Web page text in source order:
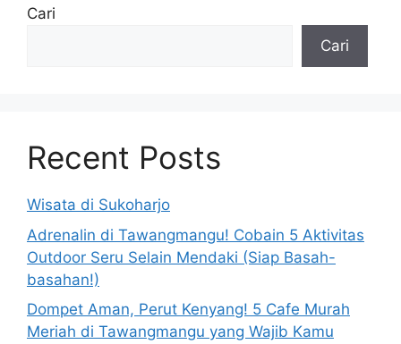
Cari
Cari
Recent Posts
Wisata di Sukoharjo
Adrenalin di Tawangmangu! Cobain 5 Aktivitas
Outdoor Seru Selain Mendaki (Siap Basah-
basahan!)
Dompet Aman, Perut Kenyang! 5 Cafe Murah
Meriah di Tawangmangu yang Wajib Kamu